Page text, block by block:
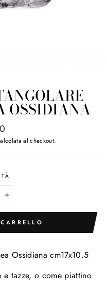
OSSIDIANA
al checkout.
+
Ossidiana cm17x10.5
e tazze, o come piattino